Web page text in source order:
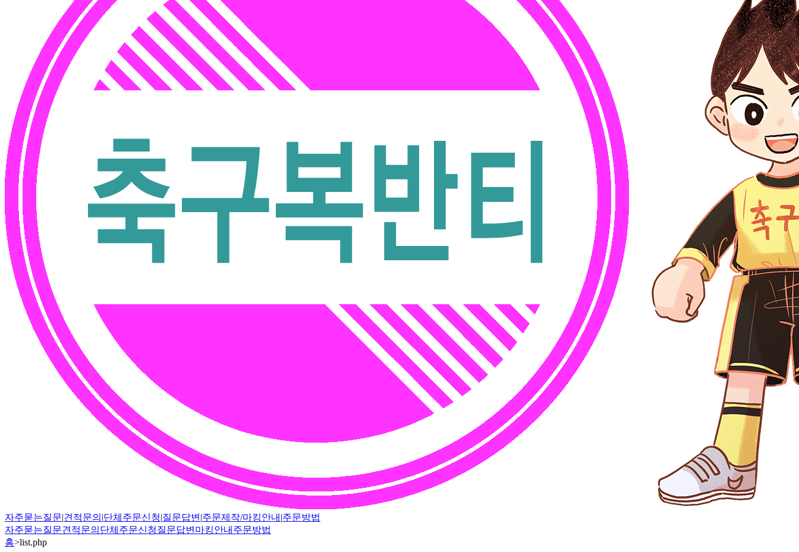
자주묻는질문|견적문의 |단체주문신청|질문답변 |주문제작/마킹안내 |주문방법
자주묻는질문견적문의 단체주문신청질문답변 마킹안내 주문방법
홈>list.php